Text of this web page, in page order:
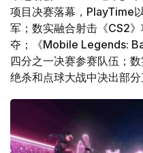
项目决赛落幕，PlayTime
军；数实融合射击《CS2
夺；《Mobile Legends:
四分之一决赛参赛队伍；
绝杀和点球大战中决出部分